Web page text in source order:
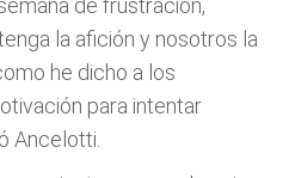
de frustración,
la afición y nosotros la
he dicho a los
para intentar
Ancelotti.